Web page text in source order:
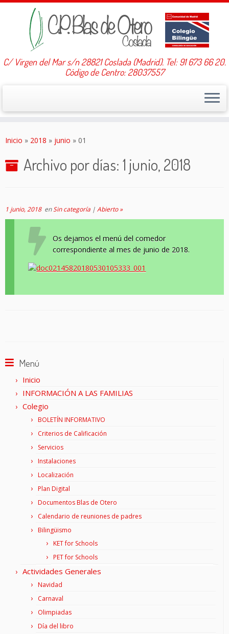
C/ Virgen del Mar s/n 28821 Coslada (Madrid). Tel: 91 673 66 20.
Código de Centro: 28037557
Inicio » 2018 » junio » 01
Archivo por días: 1 junio, 2018
1 junio, 2018enSin categoría | Abierto »
Os dejamos el menú del comedor
correspondiente al mes de junio de 2018.
Menú
Inicio
INFORMACIÓN A LAS FAMILIAS
Colegio
BOLETÍN INFORMATIVO
Criterios de Calificación
Servicios
Instalaciones
Localización
Plan Digital
Documentos Blas de Otero
Calendario de reuniones de padres
Bilingüismo
KET for Schools
PET for Schools
Actividades Generales
Navidad
Carnaval
Olimpiadas
Día del libro